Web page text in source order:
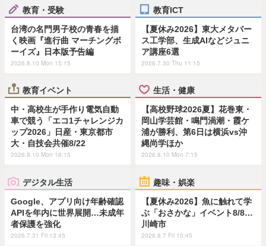
教育・受験
台湾の名門男子校の青春を描
く映画『進行曲 マーチングボ
ーイズ』日本版予告編
2026.8.10 Mon 15:15
教育ICT
【夏休み2026】東大メタバー
ス工学部、生成AIなどジュニ
ア講座6選
2026.7.30 Thu 11:15
教育イベント
中・高校生が手作り電気自動
車で競う「エコ1チャレンジカ
ップ2026」日産・東京都市
大・自技会共催8/22
2026.8.10 Mon 16:15
生活・健康
【高校野球2026夏】花巻東・
岡山学芸館・鳴門渦潮・霞ケ
浦が勝利、第6日は横浜vs沖
縄尚学ほか
2026.8.10 Mon 7:15
デジタル生活
Google、アプリ向け年齢確認
APIを年内に世界展開…未成年
者保護を強化
2026.7.31 Fri 13:45
趣味・娯楽
【夏休み2026】魚に触れて学
ぶ「おさかな」イベント8/8…
川崎市
2026.8.7 Fri 10:45